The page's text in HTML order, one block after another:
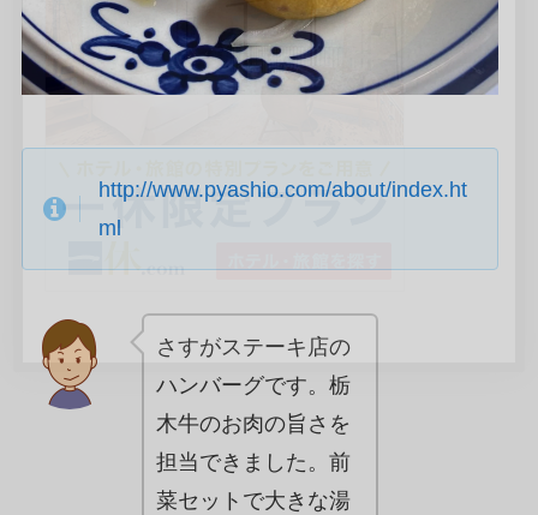
http://www.pyashio.com/about/index.ht
ml
さすがステーキ店の
ハンバーグです。栃
木牛のお肉の旨さを
担当できました。前
菜セットで大きな湯